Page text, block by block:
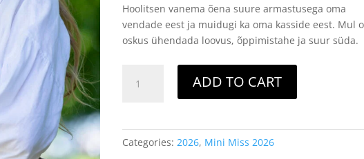
Hoolitsen vanema õena suure armastusega oma
vendade eest ja muidugi ka oma kasside eest. Mul
oskus ühendada loovus, õppimistahe ja suur süda.
Miss
Sudnikovitš
ADD TO CART
Categories:2026, Mini Miss 2026